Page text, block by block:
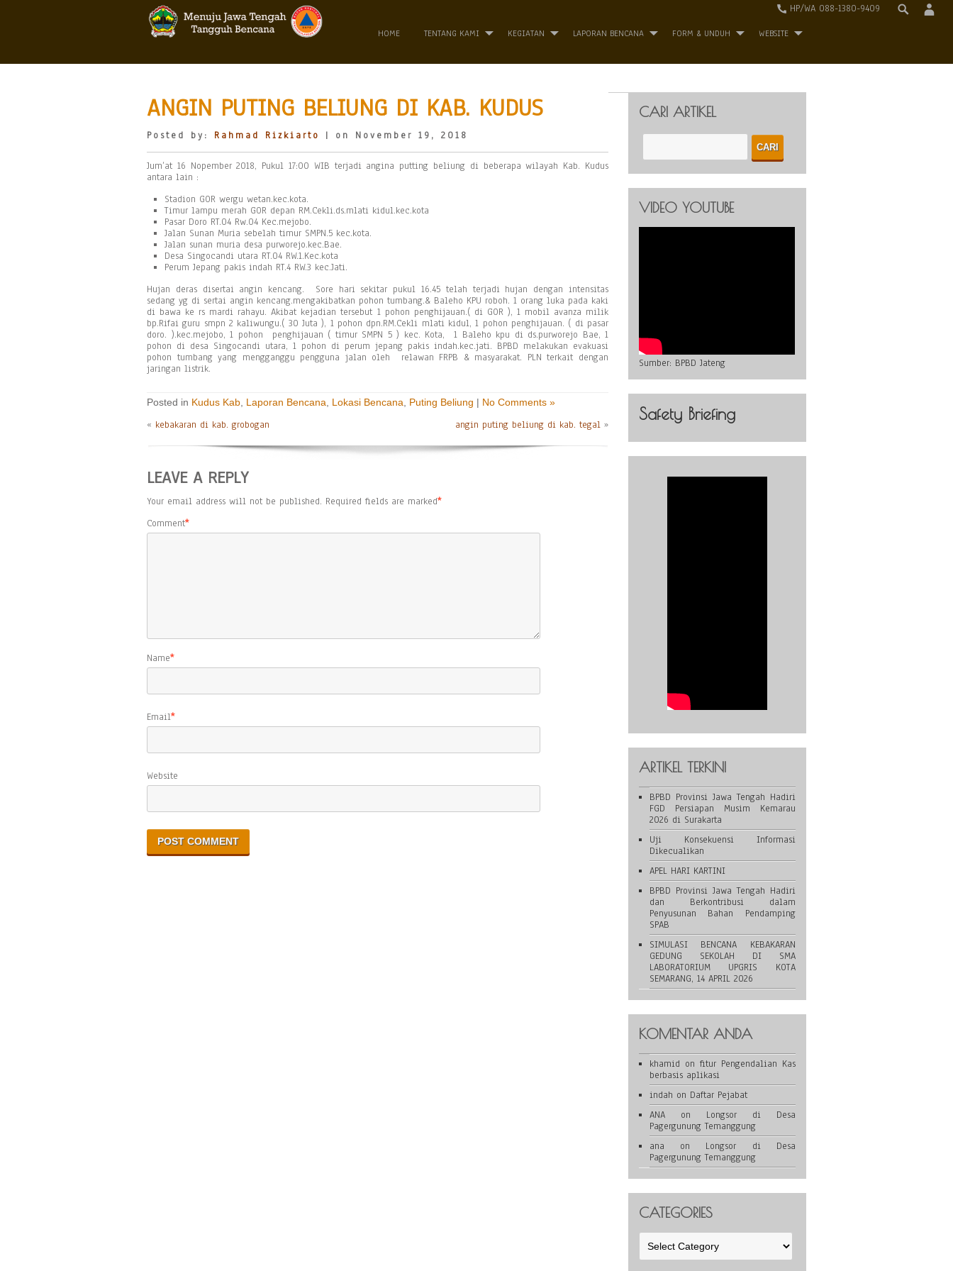
HP/WA 088-1380-9409
HOME TENTANG KAMI KEGIATAN LAPORAN BENCANA FORM & UNDUH WEBSITE
ANGIN PUTING BELIUNG DI KAB. KUDUS
Posted by: Rahmad Rizkiarto | on November 19, 2018
Jum’at 16 Nopember 2018, Pukul 17:00 WIB terjadi angina putting beliung di beberapa wilayah Kab. Kudus
antara lain :
Stadion GOR wergu wetan.kec.kota.
Timur lampu merah GOR depan RM.Cekli.ds.mlati kidul.kec.kota
Pasar Doro RT.04 Rw.04 Kec.mejobo.
Jalan Sunan Muria sebelah timur SMPN.5 kec.kota.
Jalan sunan muria desa purworejo.kec.Bae.
Desa Singocandi utara RT.04 RW.1.Kec.kota
Perum Jepang pakis indah RT.4 RW.3 kec.Jati.
Hujan deras disertai angin kencang. Sore hari sekitar pukul 16.45 telah terjadi hujan dengan intensitas
sedang yg di sertai angin kencang.mengakibatkan pohon tumbang.& Baleho KPU roboh. 1 orang luka pada kaki
di bawa ke rs mardi rahayu. Akibat kejadian tersebut 1 pohon penghijauan.( di GOR ), 1 mobil avanza milik
bp.Rifai guru smpn 2 kaliwungu.( 30 Juta ), 1 pohon dpn.RM.Cekli mlati kidul, 1 pohon penghijauan. ( di pasar
doro. ).kec.mejobo, 1 pohon penghijauan ( timur SMPN 5 ) kec. Kota, 1 Baleho kpu di ds.purworejo Bae, 1
pohon di desa Singocandi utara, 1 pohon di perum jepang pakis indah.kec.jati. BPBD melakukan evakuasi
pohon tumbang yang mengganggu pengguna jalan oleh relawan FRPB & masyarakat. PLN terkait dengan
jaringan listrik.
Posted in Kudus Kab Laporan Bencana Lokasi Bencana Puting Beliung | No Comments »
« kebakaran di kab. grobogan angin puting beliung di kab. tegal »
LEAVE A REPLY
Your email address will not be published. Required fields are marked*
Comment*
Name*
Email*
Website
CARI ARTIKEL
VIDEO YOUTUBE
Sumber: BPBD Jateng
Safety Briefing
ARTIKEL TERKINI
BPBD Provinsi Jawa Tengah Hadiri
FGD Persiapan Musim Kemarau
2026 di Surakarta
Uji Konsekuensi Informasi
Dikecualikan
APEL HARI KARTINI
BPBD Provinsi Jawa Tengah Hadiri
dan Berkontribusi dalam
Penyusunan Bahan Pendamping
SPAB
SIMULASI BENCANA KEBAKARAN
GEDUNG SEKOLAH DI SMA
LABORATORIUM UPGRIS KOTA
SEMARANG, 14 APRIL 2026
KOMENTAR ANDA
khamid on fitur Pengendalian Kas
berbasis aplikasi
indah on Daftar Pejabat
ANAon Longsor di Desa
Pagergunung Temanggung
ana on Longsor di Desa
Pagergunung Temanggung
CATEGORIES
Categories